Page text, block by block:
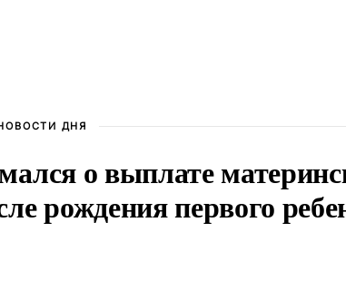
ДНЯ
о выплате
рождения первого